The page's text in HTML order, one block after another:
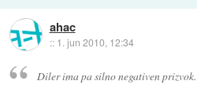
ahac
:: 1. jun 2010, 12:34
Diler ima pa silno negativen prizvok.